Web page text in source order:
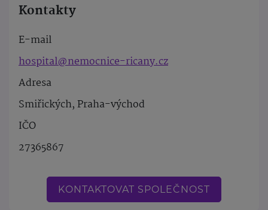
Kontakty
E-mail
hospital@nemocnice-ricany.cz
Adresa
Smiřických, Praha-východ
IČO
27365867
KONTAKTOVAT SPOLEČNOST